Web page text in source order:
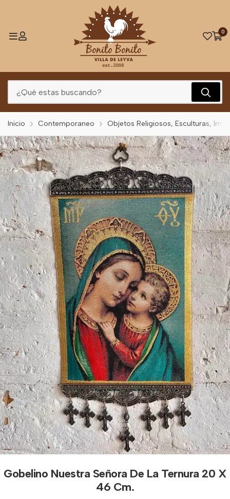
0
Inicio Contemporaneo Objetos Religiosos, Esculturas,
Gobelino Nuestra Señora De La Ternura 20 X
46 Cm.